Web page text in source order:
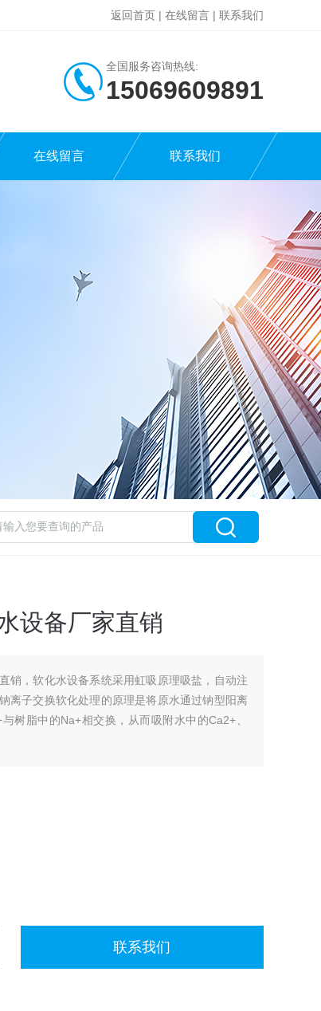
返回首页 | 在线留言 | 联系我们
全国服务咨询热线:
15069609891
在线留言 联系我们
设备厂家直销
销，软化水设备系统采用虹吸原理吸盐，自动注
离子交换软化处理的原理是将原水通过钠型阳离
树脂中的Na+相交换，从而吸附水中的Ca2+、
联系我们